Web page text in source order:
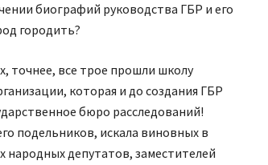
биографий руководства ГБР и его
городить?
точнее, все трое прошли школу
которая и до создания ГБР
бюро расследований!
подельников, искала виновных в
народных депутатов, заместителей